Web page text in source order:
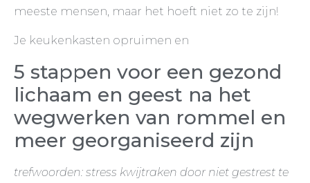
meeste mensen, maar het hoeft niet zo te zijn!
Je keukenkasten opruimen en
5 stappen voor een gezond
lichaam en geest na het
wegwerken van rommel en
meer georganiseerd zijn
trefwoorden: stress kwijtraken door niet gestrest te